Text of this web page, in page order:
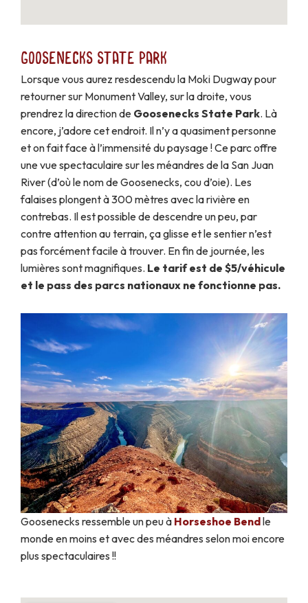
Goosenecks State Park
Lorsque vous aurez resdescendu la Moki Dugway pour
retourner sur Monument Valley, sur la droite, vous
prendrez la direction de Goosenecks State Park. Là
encore, j’adore cet endroit. Il n’y a quasiment personne
et on fait face à l’immensité du paysage ! Ce parc offre
une vue spectaculaire sur les méandres de la San Juan
River (d’où le nom de Goosenecks, cou d’oie). Les
falaises plongent à 300 mètres avec la rivière en
contrebas. Il est possible de descendre un peu, par
contre attention au terrain, ça glisse et le sentier n’est
pas forcément facile à trouver. En fin de journée, les
lumières sont magnifiques. Le tarif est de $5/véhicule
et le pass des parcs nationaux ne fonctionne pas.
Goosenecks ressemble un peu à Horseshoe Bendle
monde en moins et avec des méandres selon moi encore
plus spectaculaires !!